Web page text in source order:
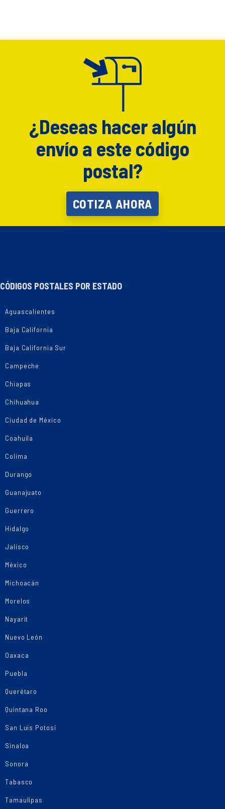
¿Deseas hacer algún
envío a este código
postal?
COTIZA AHORA
CÓDIGOS POSTALES POR ESTADO
Aguascalientes
Baja California
Baja California Sur
Campeche
Chiapas
Chihuahua
Ciudad de México
Coahuila
Colima
Durango
Guanajuato
Guerrero
Hidalgo
Jalisco
México
Michoacán
Morelos
Nayarit
Nuevo León
Oaxaca
Puebla
Querétaro
Quintana Roo
San Luis Potosí
Sinaloa
Sonora
Tabasco
Tamaulipas